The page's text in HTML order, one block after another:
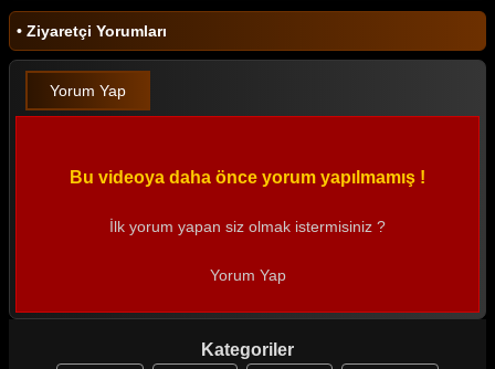
• Ziyaretçi Yorumları
Yorum Yap
Bu videoya daha önce yorum yapılmamış !
İlk yorum yapan siz olmak istermisiniz ?
Yorum Yap
Kategoriler